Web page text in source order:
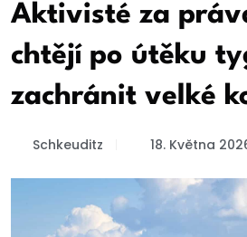
Aktivisté za
chtějí po útěku
zachránit velké
Schkeuditz 18. Května